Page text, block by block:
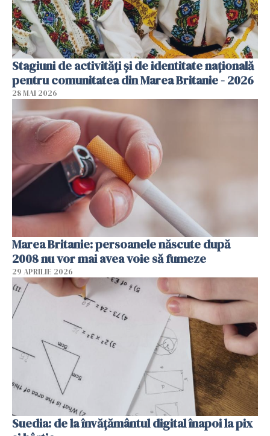
Stagiuni de activități și de identitate națională
pentru comunitatea din Marea Britanie - 2026
28 MAI 2026
Marea Britanie: persoanele născute după
2008 nu vor mai avea voie să fumeze
29 APRILIE 2026
Suedia: de la învățământul digital înapoi la pix